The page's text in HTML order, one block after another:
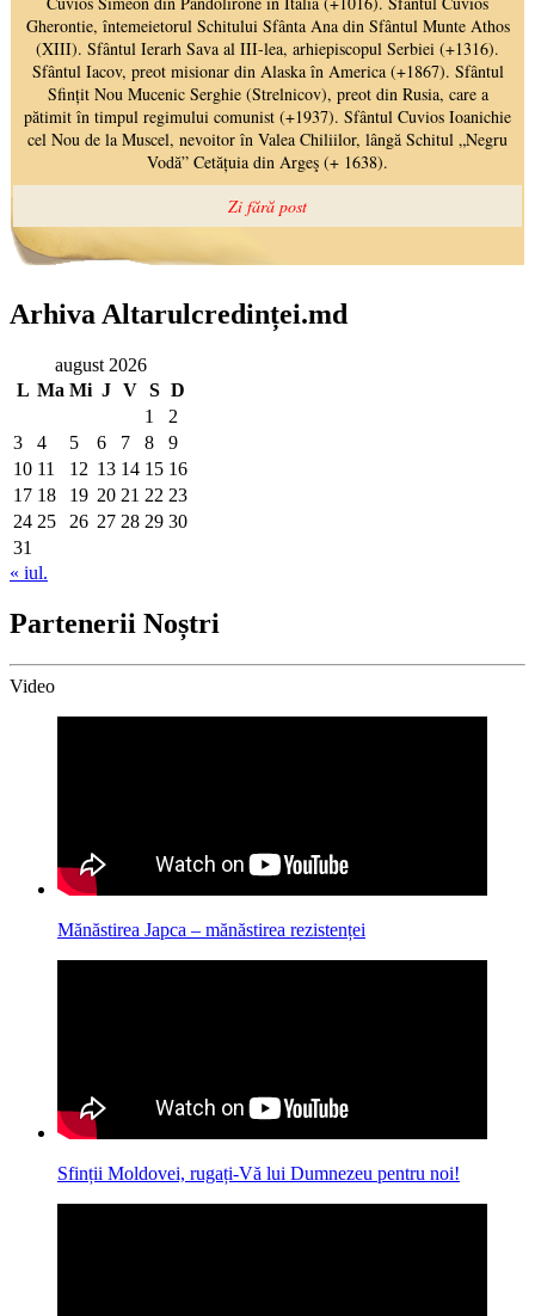
Arhiva Altarulcredinței.md
august 2026
L Ma Mi J V S D
1
2
3
4 5 6 7 8
9
10 11 12 13 14 15 16
17 18 19 20 21 22 23
24 25 26 27 28 29 30
31
« iul.
Partenerii Noștri
Video
Mănăstirea Japca – mănăstirea rezistenței
Sfinții Moldovei, rugați-Vă lui Dumnezeu pentru noi!